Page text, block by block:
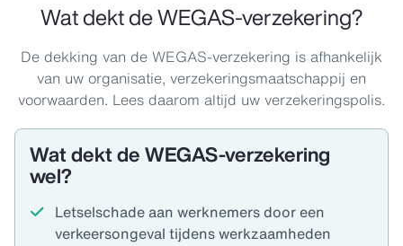
Wat dekt de WEGAS-verzekering?
De dekking van de WEGAS-verzekering is afhankelijk
van uw organisatie, verzekeringsmaatschappij en
voorwaarden. Lees daarom altijd uw verzekeringspolis.
Wat dekt de WEGAS-verzekering
wel?
Letselschade aan werknemers door een
verkeersongeval tijdens werkzaamheden